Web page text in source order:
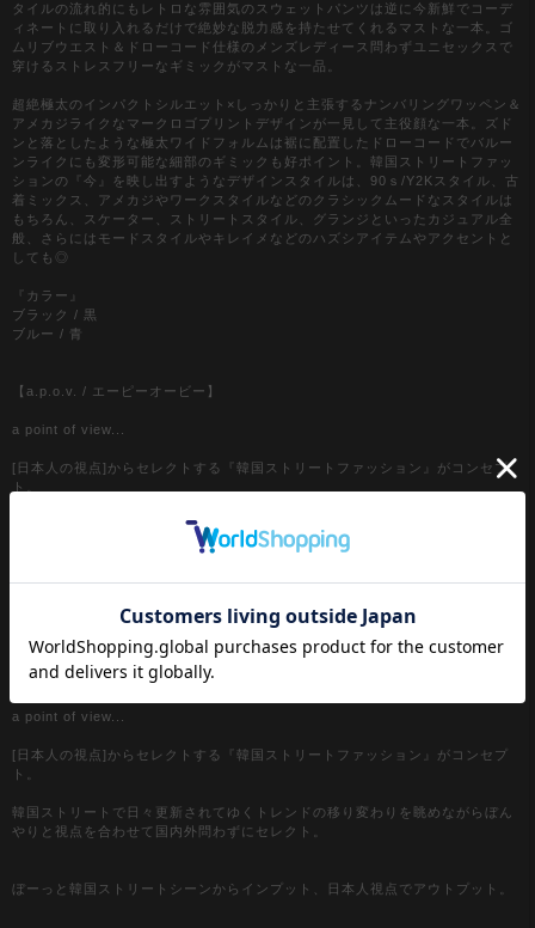
タイルの流れ的にもレトロな雰囲気のスウェットパンツは逆に今新鮮でコーデ
ィネートに取り入れるだけで絶妙な脱力感を持たせてくれるマストな一本。ゴ
ムリブウエスト＆ドローコード仕様のメンズレディース問わずユニセックスで
穿けるストレスフリーなギミックがマストな一品。
超絶極太のインパクトシルエット×しっかりと主張するナンバリングワッペン＆
アメカジライクなマークロゴプリントデザインが一見して主役顔な一本。ズド
ンと落としたような極太ワイドフォルムは裾に配置したドローコードでバルー
ンライクにも変形可能な細部のギミックも好ポイント。韓国ストリートファッ
ションの『今』を映し出すようなデザインスタイルは、90ｓ/Y2Kスタイル、古
着ミックス、アメカジやワークスタイルなどのクラシックムードなスタイルは
もちろん、スケーター、ストリートスタイル、グランジといったカジュアル全
般、さらにはモードスタイルやキレイメなどのハズシアイテムやアクセントと
しても◎
『カラー』
ブラック / 黒
ブルー / 青
【a.p.o.v. / エーピーオービー】
a point of view...
[日本人の視点]からセレクトする『韓国ストリートファッション』がコンセプ
ト。
韓国ストリートで日々更新されてゆくトレンドの移り変わりを眺めながらぼん
やりと視点を合わせて国内外問わずにセレクト。
【a.p.o.v. / エーピーオービー】
a point of view...
[日本人の視点]からセレクトする『韓国ストリートファッション』がコンセプ
ト。
韓国ストリートで日々更新されてゆくトレンドの移り変わりを眺めながらぼん
やりと視点を合わせて国内外問わずにセレクト。
ぼーっと韓国ストリートシーンからインプット、日本人視点でアウトプット。